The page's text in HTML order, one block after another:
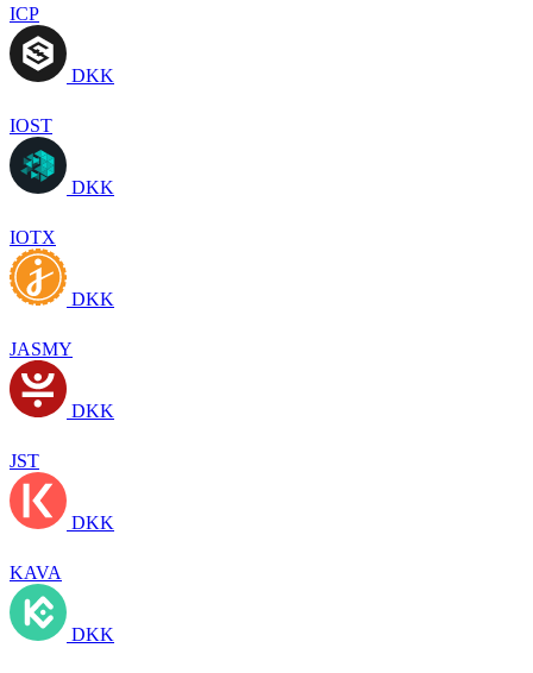
ICP
DKK
IOST
DKK
IOTX
DKK
JASMY
DKK
JST
DKK
KAVA
DKK